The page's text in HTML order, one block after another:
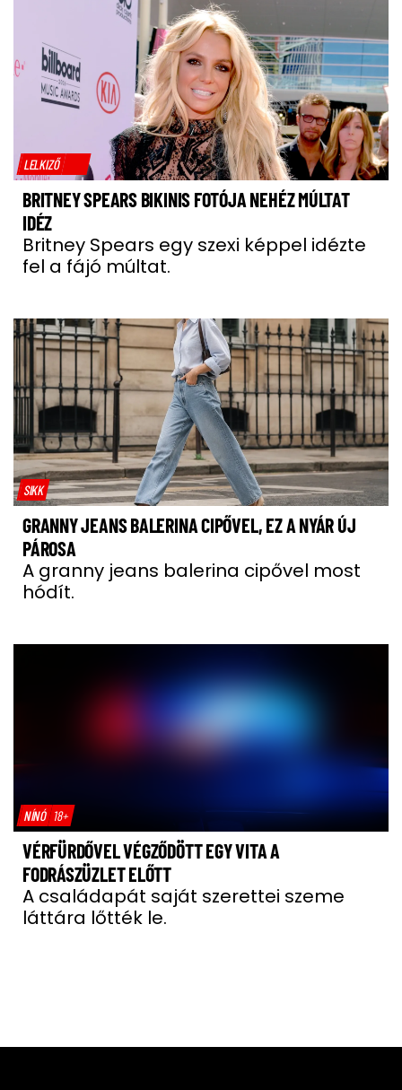
LELKIZŐ
BRITNEY SPEARS BIKINIS FOTÓJA NEHÉZ MÚLTAT
IDÉZ
Britney Spears egy szexi képpel idézte
fel a fájó múltat.
SIKK
GRANNY JEANS BALERINA CIPŐVEL, EZ A NYÁR ÚJ
PÁROSA
A granny jeans balerina cipővel most
hódít.
NÍNÓ 18+
VÉRFÜRDŐVEL VÉGZŐDÖTT EGY VITA A
FODRÁSZÜZLET ELŐTT
A családapát saját szerettei szeme
láttára lőtték le.